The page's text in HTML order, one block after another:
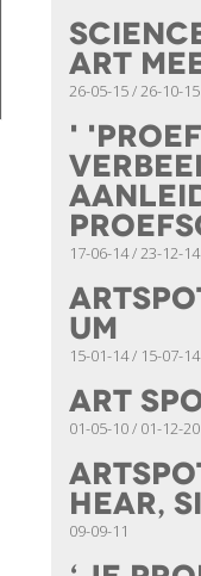
Art
26-05-15 / 26-10-15
'
17-06-14 / 23-12-14
UM
15-01-14 / 15-07-14
Art
01-05-10 / 01-12-
Hear,
09-09-11